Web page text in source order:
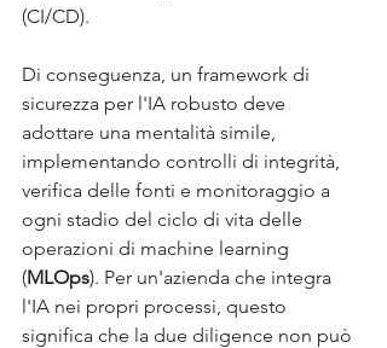
(CI/CD).
Di conseguenza, un framework di
sicurezza per l'IA robusto deve
adottare una mentalità simile,
implementando controlli di integrità,
verifica delle fonti e monitoraggio a
ogni stadio del ciclo di vita delle
operazioni di machine learning
(MLOps). Per un'azienda che integra
l'IA nei propri processi, questo
significa che la due diligence non può